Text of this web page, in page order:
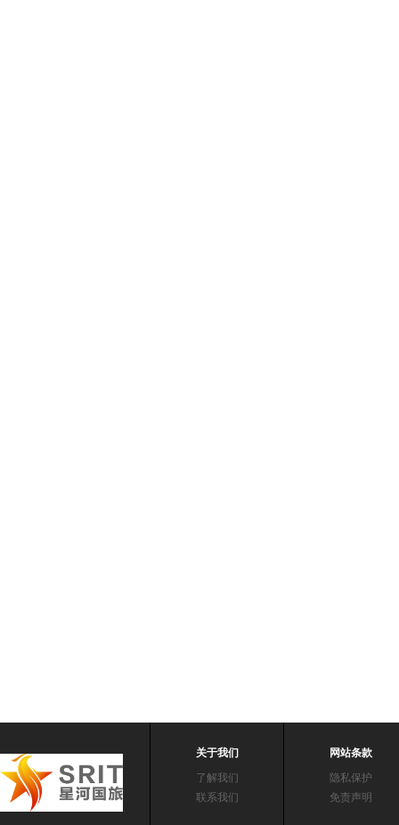
关于我们
了解我们
联系我们
网站条款
隐私保护
免责声明